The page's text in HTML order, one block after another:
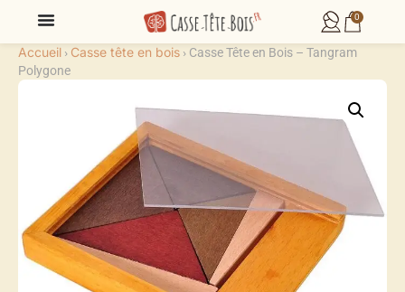
0
Accueil › Casse tête en bois › Casse Tête en Bois – Tangram
Polygone